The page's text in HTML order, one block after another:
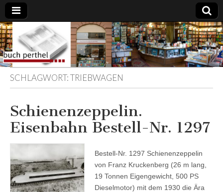
Buchhandlung
am Gasteig
SCHLAGWORT:TRIEBWAGEN
Schienenzeppelin.
Eisenbahn Bestell-Nr. 1297
Bestell-Nr. 1297 Schienenzeppelin
von Franz Kruckenberg (26 m lang,
19 Tonnen Eigengewicht, 500 PS
Dieselmotor) mit dem 1930 die Ära